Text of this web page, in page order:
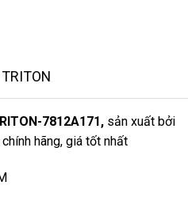
7812A171, sản xuất bởi
hãng, giá tốt nhất